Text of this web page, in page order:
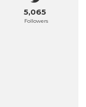
5,065
Followers